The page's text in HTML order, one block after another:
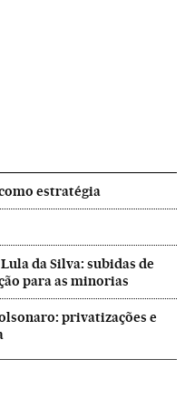
estratégia
da Silva: subidas de
para as minorias
privatizações e